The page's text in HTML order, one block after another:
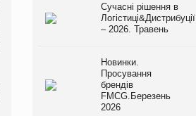
Сучасні рішення в
Логістиці&Дистрибуції
– 2026. Травень
Новинки.
Просування
брендів
FMCG.Березень
2026